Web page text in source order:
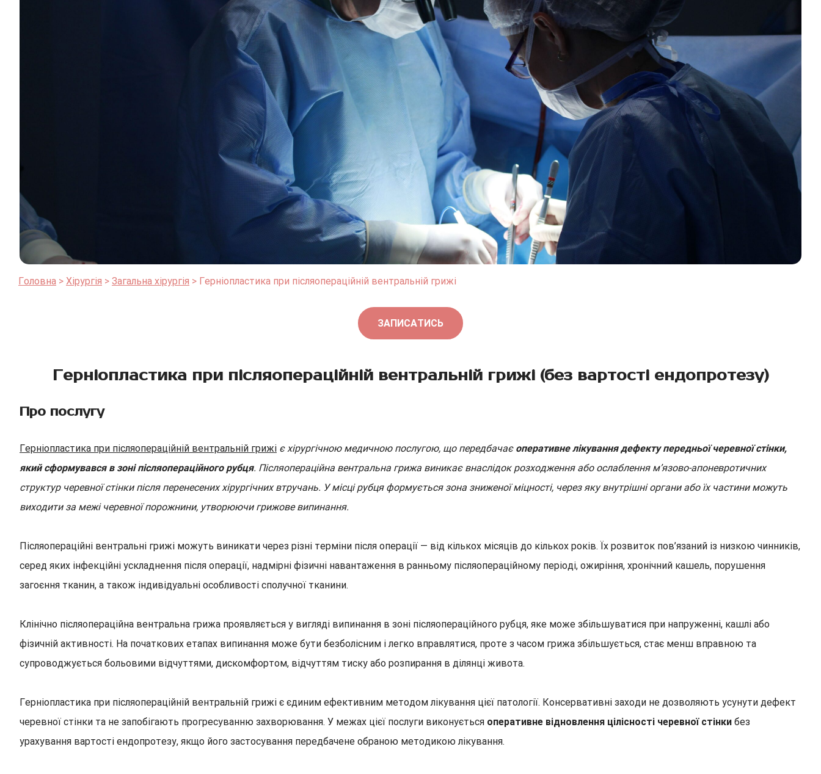
Головна Хірургія Загальна хірургія Герніопластика при післяопераційній вентральній грижі
ЗАПИСАТИСЬ
Герніопластика при післяопераційній вентральній грижі (без вартості ендопротезу)
Про послугу
Герніопластика при післяопераційній вентральній грижі є хірургічною медичною послугою, що передбачає оперативне лікування дефекту передньої черевної стінки,
який сформувався в зоні післяопераційного рубця. Післяопераційна вентральна грижа виникає внаслідок розходження або ослаблення м’язово-апоневротичних
структур черевної стінки після перенесених хірургічних втручань. У місці рубця формується зона зниженої міцності, через яку внутрішні органи або їх частини можуть
виходити за межі черевної порожнини, утворюючи грижове випинання.
Післяопераційні вентральні грижі можуть виникати через різні терміни після операції — від кількох місяців до кількох років. Їх розвиток пов’язаний із низкою чинників,
серед яких інфекційні ускладнення після операції, надмірні фізичні навантаження в ранньому післяопераційному періоді, ожиріння, хронічний кашель, порушення
загоєння тканин, а також індивідуальні особливості сполучної тканини.
Клінічно післяопераційна вентральна грижа проявляється у вигляді випинання в зоні післяопераційного рубця, яке може збільшуватися при напруженні, кашлі або
фізичній активності. На початкових етапах випинання може бути безболісним і легко вправлятися, проте з часом грижа збільшується, стає менш вправною та
супроводжується больовими відчуттями, дискомфортом, відчуттям тиску або розпирання в ділянці живота.
Герніопластика при післяопераційній вентральній грижі є єдиним ефективним методом лікування цієї патології. Консервативні заходи не дозволяють усунути дефект
черевної стінки та не запобігають прогресуванню захворювання. У межах цієї послуги виконується оперативне відновлення цілісності черевної стінки без
урахування вартості ендопротезу, якщо його застосування передбачене обраною методикою лікування.